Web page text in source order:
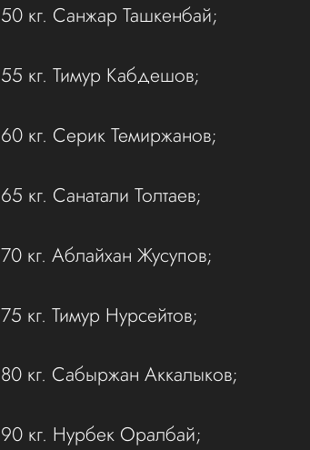
50 кг. Санжар Ташкенбай;
55 кг. Тимур Кабдешов;
60 кг. Серик Темиржанов;
65 кг. Санатали Толтаев;
70 кг. Аблайхан Жусупов;
75 кг. Тимур Нурсейтов;
80 кг. Сабыржан Аккалыков;
90 кг. Нурбек Оралбай;